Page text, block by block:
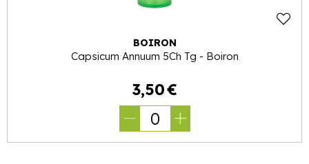
BOIRON
Capsicum Annuum 5Ch Tg - Boiron
3,50€
0